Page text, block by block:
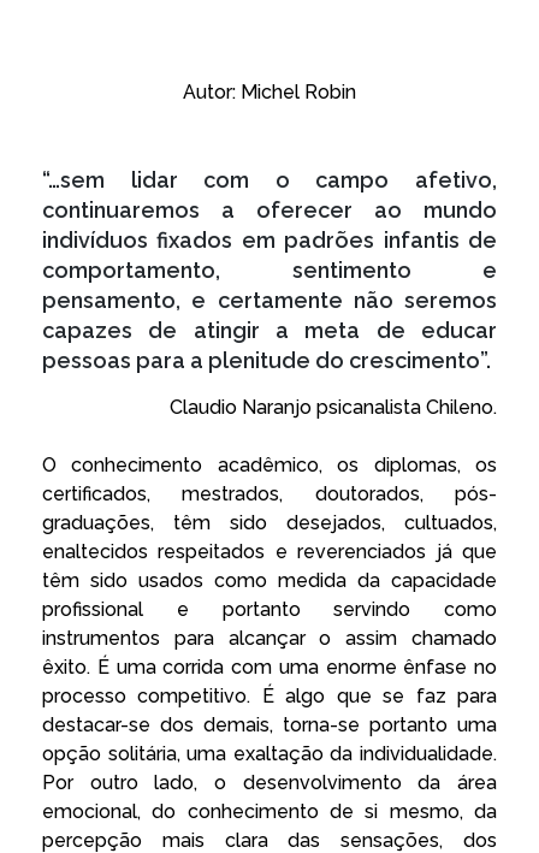
Autor: Michel Robin
“…sem lidar com o campo afetivo,
continuaremos a oferecer ao mundo
indivíduos fixados em padrões infantis de
comportamento, sentimento e
pensamento, e certamente não seremos
capazes de atingir a meta de educar
pessoas para a plenitude do crescimento”.
Claudio Naranjo psicanalista Chileno.
O conhecimento acadêmico, os diplomas, os
certificados, mestrados, doutorados, pós-
graduações, têm sido desejados, cultuados,
enaltecidos respeitados e reverenciados já que
têm sido usados como medida da capacidade
profissional e portanto servindo como
instrumentos para alcançar o assim chamado
êxito. É uma corrida com uma enorme ênfase no
processo competitivo. É algo que se faz para
destacar-se dos demais, torna-se portanto uma
opção solitária, uma exaltação da individualidade.
Por outro lado, o desenvolvimento da área
emocional, do conhecimento de si mesmo, da
percepção mais clara das sensações, dos